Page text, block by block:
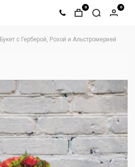
0 0
Букет с Герберой, Розой и Альстромерией